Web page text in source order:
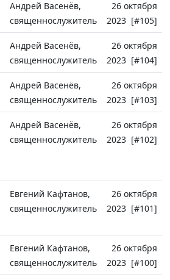
Андрей Васенёв,
священнослужитель
26 октября
2023 [#105]
Андрей Васенёв,
священнослужитель
26 октября
2023 [#104]
Андрей Васенёв,
священнослужитель
26 октября
2023 [#103]
Андрей Васенёв,
священнослужитель
26 октября
2023 [#102]
Евгений Кафтанов,
священнослужитель
26 октября
2023 [#101]
Евгений Кафтанов,
священнослужитель
26 октября
2023 [#100]